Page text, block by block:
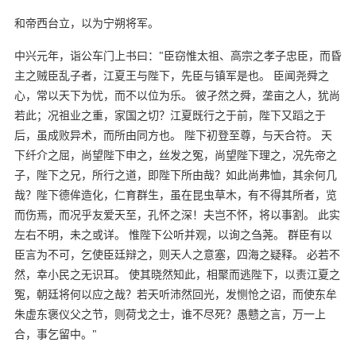
和帝西台立，以为宁朔将军。
中兴元年，诣公车门上书曰："臣窃惟太祖、高宗之孝子忠臣，而昏
主之贼臣乱子者，江夏王与陛下，先臣与镇军是也。 臣闻尧舜之
心，常以天下为忧，而不以位为乐。 彼孑然之舜，垄亩之人，犹尚
若此；况祖业之重，家国之切？江夏既行之于前，陛下又蹈之于
后，虽成败异术，而所由同方也。 陛下初登至尊，与天合符。 天
下纤介之屈，尚望陛下申之，丝发之冤，尚望陛下理之，况先帝之
子，陛下之兄，所行之道，即陛下所由哉？如此尚弗恤，其余何几
哉？陛下德侔造化，仁育群生，虽在昆虫草木，有不得其所者，览
而伤焉，而况乎友爱天至，孔怀之深！夫岂不怀，将以事割。 此实
左右不明，未之或详。 惟陛下公听并观，以询之刍荛。 群臣有以
臣言为不可，乞使臣廷辩之，则天人之意塞，四海之疑释。 必若不
然，幸小民之无识耳。 使其晓然知此，相聚而逃陛下，以责江夏之
冤，朝廷将何以应之哉？若天听沛然回光，发恻怆之诏，而使东牟
朱虚东褒仪父之节，则荷戈之士，谁不尽死？愚戆之言，万一上
合，事乞留中。"